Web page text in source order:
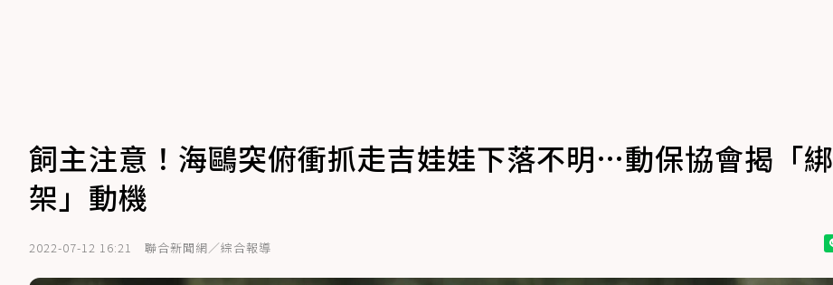
飼主注意！海鷗突俯衝抓走吉娃娃下落不明…動保協會揭「綁
架」動機
2022-07-12 16:21 聯合新聞網／綜合報導